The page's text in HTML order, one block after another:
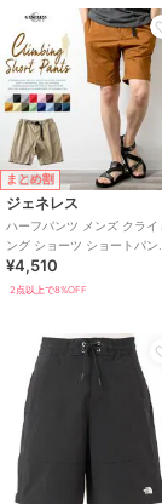
まとめ割
ジェネレス
ハーフパンツ メンズ クライ
ング ショーツ ショートパンツ
ショート丈 アウトドア 綿100
¥4,510
2点以上で8%OFF